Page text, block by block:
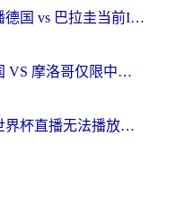
在海外看世界杯直播德国 vs 巴拉圭当前IP受限制？这篇指南帮你轻松解决地区限制
在国外看世界杯法国 VS 摩洛哥仅限中国大陆？别让地域限制拦下你的欢呼
在澳大利亚看抖音世界杯直播无法播放？海外党体育观赛终极指南来了！